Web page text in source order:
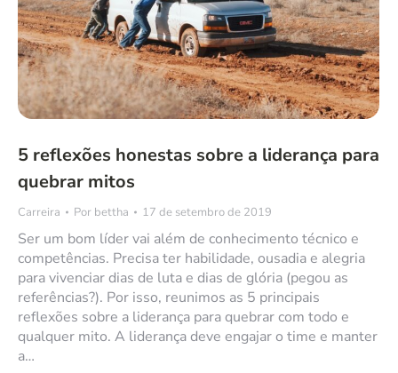
5 reflexões honestas sobre a liderança para
quebrar mitos
Carreira Por bettha 17 de setembro de 2019
Ser um bom líder vai além de conhecimento técnico e
competências. Precisa ter habilidade, ousadia e alegria
para vivenciar dias de luta e dias de glória (pegou as
referências?). Por isso, reunimos as 5 principais
reflexões sobre a liderança para quebrar com todo e
qualquer mito. A liderança deve engajar o time e manter
a…